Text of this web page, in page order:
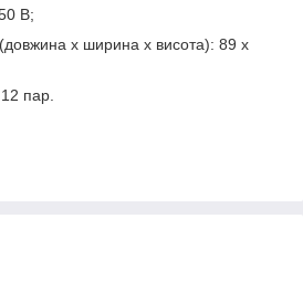
В;
(довжина х ширина х висота): 89 х
12 пар.